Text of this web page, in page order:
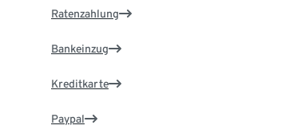
Ratenzahlung
Bankeinzug
Kreditkarte
Paypal